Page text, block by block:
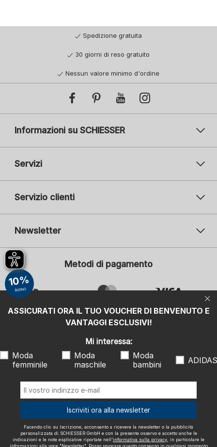
Spedizione gratuita
30 giorni di reso gratuito
Nessun valore minimo d'ordine
Informazioni su SCHIESSER
Servizi
Servizio clienti
Newsletter
Il vostro indirizzo e-mail
Iscrizione
Mi interessa:
Moda bambini
ADIDAS
pubblicità personalizzata di SCHIESSER GmbH e con la presente
nell'informativa sulla privacy, in particolare le informazioni alla voce
"Newsletter". Posso revocare questo consenso in qualsiasi momento
con effetto futuro.
Metodi di pagamento
Note legali Condizioni generali di contratto
Diritto di recesso
ASSICURATI ORA IL TUO VOUCHER DI BENVENUTO E
VANTAGGI ESCLUSIVI!
10%
BUONO
Mi interessa:
Moda
femminile
Moda
maschile
Moda
bambini
ADIDAS
Iscriviti ora alla newsletter
Facendo clic su Iscrizione, acconsento a ricevere la newsletter o la pubblicità
personalizzata di SCHIESSER GmbH e con la presente osservo e accetto anche le
indicazioni e le note esplicative riportate nell'informativa sulla privacy , in particolare le
informazioni alla voce "Newsletter". Posso revocare questo consenso in qualsiasi momento